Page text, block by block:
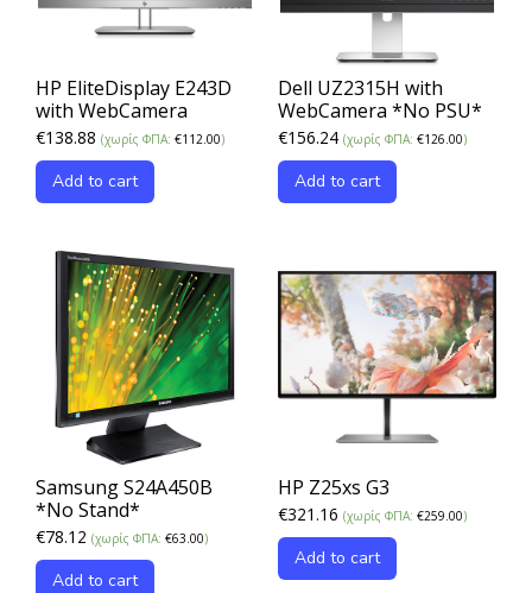
HP EliteDisplay E243D
with WebCamera
€138.88 (χωρίς ΦΠΑ: €112.00)
Add to cart
Dell UZ2315H with
WebCamera *No PSU*
€156.24 (χωρίς ΦΠΑ: €126.00)
Add to cart
Samsung S24A450B
*No Stand*
€78.12 (χωρίς ΦΠΑ: €63.00)
Add to cart
HP Z25xs G3
€321.16 (χωρίς ΦΠΑ: €259.00)
Add to cart